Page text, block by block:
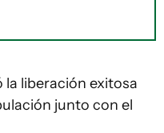
la liberación exitosa
junto con el